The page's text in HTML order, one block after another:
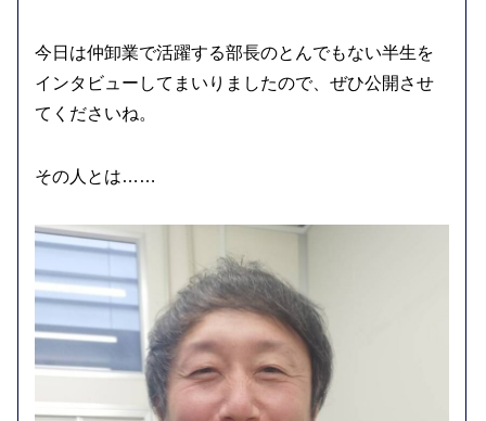
今日は仲卸業で活躍する部長のとんでもない半生を
インタビューしてまいりましたので、ぜひ公開させ
てくださいね。
その人とは……